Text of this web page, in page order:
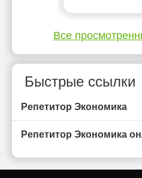
Все
Быстрые ссылки
Репетитор Экономика
Репетитор Экономика